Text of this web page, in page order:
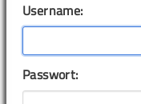
Username:
Passwort: